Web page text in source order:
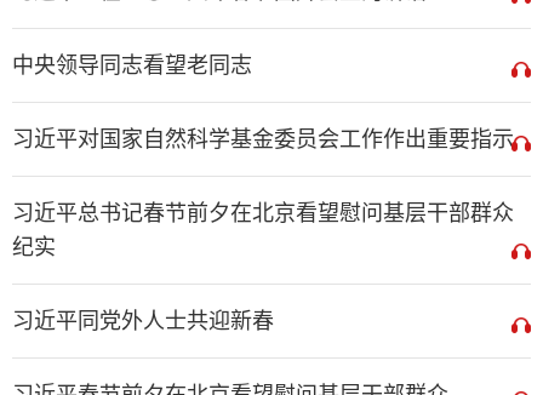
中央领导同志看望老同志
习近平对国家自然科学基金委员会工作作出重要指示
习近平总书记春节前夕在北京看望慰问基层干部群众
纪实
习近平同党外人士共迎新春